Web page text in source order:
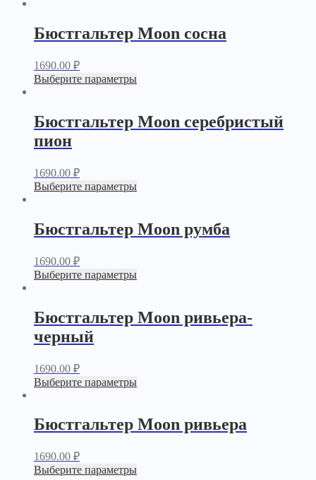
Бюстгальтер Moon сосна
1690.00 ₽
Выберите параметры
Бюстгальтер Moon серебристый
пион
1690.00 ₽
Выберите параметры
Бюстгальтер Moon румба
1690.00 ₽
Выберите параметры
Бюстгальтер Moon ривьера-
черный
1690.00 ₽
Выберите параметры
Бюстгальтер Moon ривьера
1690.00 ₽
Выберите параметры